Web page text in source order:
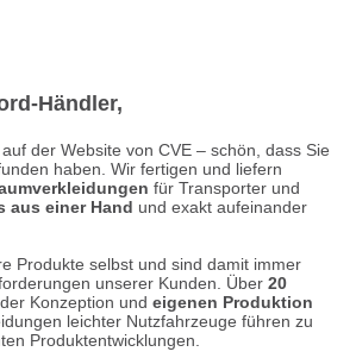
Händler,
der Website von CVE – schön, dass Sie
haben. Wir fertigen und liefern
für Transporter und
aus einer Hand und exakt aufeinander
Produkte selbst und sind damit immer
unserer Kunden. Über 20
Konzeption und eigenen Produktion
leichter Nutzfahrzeuge führen zu
Produktentwicklungen.